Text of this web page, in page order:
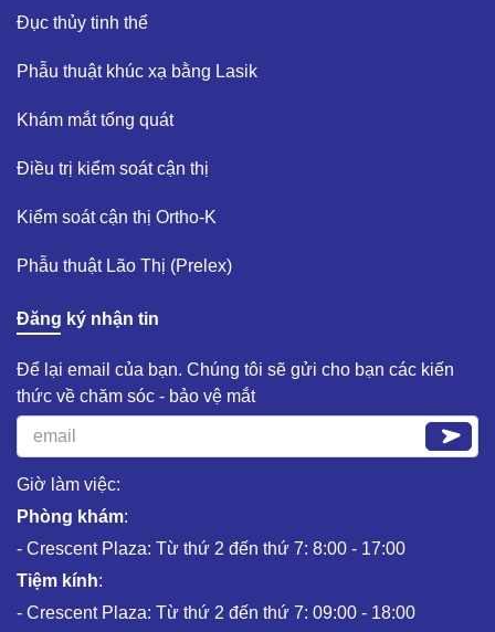
Đục thủy tinh thể ​
Phẫu thuật khúc xạ bằng Lasik​
Khám mắt tổng quát​
Điều trị kiểm soát cận thị ​
Kiểm soát cận thị Ortho-K​
Phẫu thuật Lão Thị (Prelex)​
Đăng ký nhận tin
Để lại email của bạn. Chúng tôi sẽ gửi cho bạn các kiến
thức về chăm sóc - bảo vệ mắt
Giờ làm việc:
Phòng khám:
- Crescent Plaza: Từ thứ 2 đến thứ 7: 8:00 - 17:00
Tiệm kính:
- Crescent Plaza: Từ thứ 2 đến thứ 7: 09:00 - 18:00